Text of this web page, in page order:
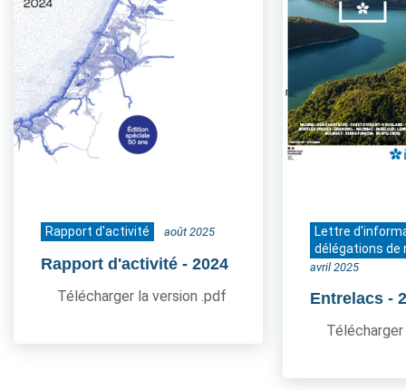
Rapport d'activité août 2025
Rapport d'activité - 2024
Télécharger la version .pdf
Lettre
délégations de
avril 2025
Entrelacs -